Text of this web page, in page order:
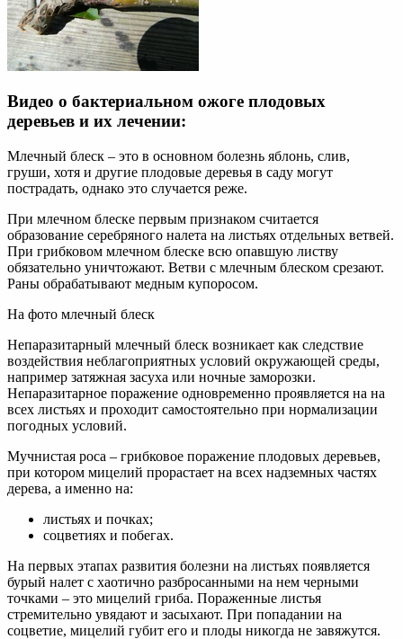
Видео о бактериальном ожоге плодовых
деревьев и их лечении:
Млечный блеск – это в основном болезнь яблонь, слив,
груши, хотя и другие плодовые деревья в саду могут
пострадать, однако это случается реже.
При млечном блеске первым признаком считается
образование серебряного налета на листьях отдельных ветвей.
При грибковом млечном блеске всю опавшую листву
обязательно уничтожают. Ветви с млечным блеском срезают.
Раны обрабатывают медным купоросом.
На фото млечный блеск
Непаразитарный млечный блеск возникает как следствие
воздействия неблагоприятных условий окружающей среды,
например затяжная засуха или ночные заморозки.
Непаразитарное поражение одновременно проявляется на на
всех листьях и проходит самостоятельно при нормализации
погодных условий.
Мучнистая роса – грибковое поражение плодовых деревьев,
при котором мицелий прорастает на всех надземных частях
дерева, а именно на:
листьях и почках;
соцветиях и побегах.
На первых этапах развития болезни на листьях появляется
бурый налет с хаотично разбросанными на нем черными
точками – это мицелий гриба. Пораженные листья
стремительно увядают и засыхают. При попадании на
соцветие, мицелий губит его и плоды никогда не завяжутся.